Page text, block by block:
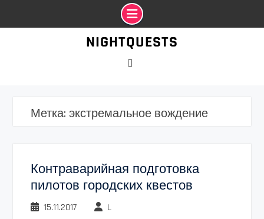
NIGHTQUESTS
Метка: экстремальное вождение
Контраварийная подготовка
пилотов городских квестов
15.11.2017 L